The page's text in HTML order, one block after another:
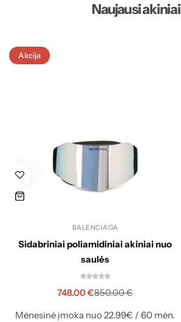
Naujausi akiniai
Akcija
BALENCIAGA
Sidabriniai poliamidiniai akiniai nuo
saulės
850.00€
748.00€
Mėnesinė įmoka nuo 22.99€ / 60 mėn.